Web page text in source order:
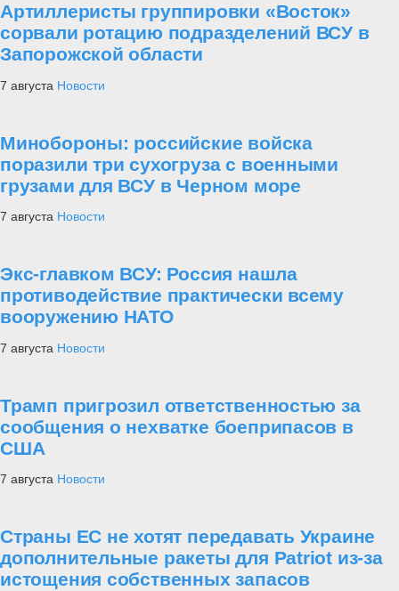
Артиллеристы группировки «Восток»
сорвали ротацию подразделений ВСУ в
Запорожской области
7 августа Новости
Минобороны: российские войска
поразили три сухогруза с военными
грузами для ВСУ в Черном море
7 августа Новости
Экс-главком ВСУ: Россия нашла
противодействие практически всему
вооружению НАТО
7 августа Новости
Трамп пригрозил ответственностью за
сообщения о нехватке боеприпасов в
США
7 августа Новости
Страны ЕС не хотят передавать Украине
дополнительные ракеты для Patriot из-за
истощения собственных запасов